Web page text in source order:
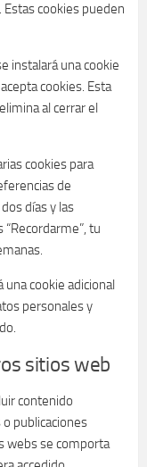
cookies pueden
instalará una cookie
cookies. Esta
al cerrar el
cookies para
de
días y las
tu
una cookie adicional
personales y
sitios web
contenido
publicaciones
webs se comporta